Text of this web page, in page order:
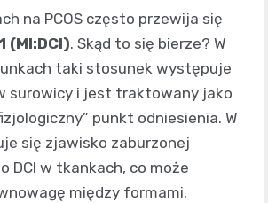
na PCOS często przewija się
(MI:DCI). Skąd to się bierze? W
taki stosunek występuje
surowicy i jest traktowany jako
punkt odniesienia. W
się zjawisko zaburzonej
DCI w tkankach, co może
między formami.